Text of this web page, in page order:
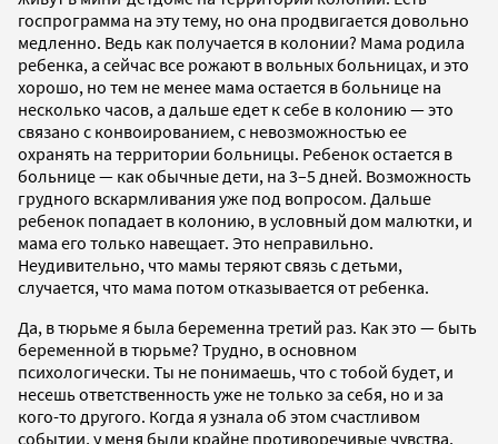
госпрограмма на эту тему, но она продвигается довольно
медленно. Ведь как получается в колонии? Мама родила
ребенка, а сейчас все рожают в вольных больницах, и это
хорошо, но тем не менее мама остается в больнице на
несколько часов, а дальше едет к себе в колонию — это
связано с конвоированием, с невозможностью ее
охранять на территории больницы. Ребенок остается в
больнице — как обычные дети, на 3–5 дней. Возможность
грудного вскармливания уже под вопросом. Дальше
ребенок попадает в колонию, в условный дом малютки, и
мама его только навещает. Это неправильно.
Неудивительно, что мамы теряют связь с детьми,
случается, что мама потом отказывается от ребенка.
Да, в тюрьме я была беременна третий раз. Как это — быть
беременной в тюрьме? Трудно, в основном
психологически. Ты не понимаешь, что с тобой будет, и
несешь ответственность уже не только за себя, но и за
кого-то другого. Когда я узнала об этом счастливом
событии, у меня были крайне противоречивые чувства,